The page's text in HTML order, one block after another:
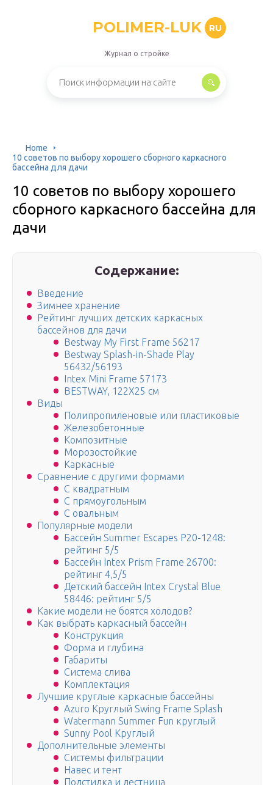
POLIMER-LUK RU
Журнал о стройке
Home
10 советов по выбору хорошего сборного каркасного
бассейна для дачи
10 советов по выбору хорошего
сборного каркасного бассейна для
дачи
Содержание:
Введение
Зимнее хранение
Рейтинг лучших детских каркасных
бассейнов для дачи
Bestway My First Frame 56217
Bestway Splash-in-Shade Play
56432/56193
Intex Mini Frame 57173
BESTWAY, 122Х25 см
Виды
Полипропиленовые или пластиковые
Железобетонные
Композитные
Морозостойкие
Каркасные
Сравнение с другими формами
С квадратным
С прямоугольным
С овальным
Популярные модели
Бассейн Summer Escapes P20-1248:
рейтинг 5/5
Бассейн Intex Prism Frame 26700:
рейтинг 4,5/5
Детский бассейн Intex Crystal Blue
58446: рейтинг 5/5
Какие модели не боятся холодов?
Как выбрать каркасный бассейн
Конструкция
Форма и глубина
Габариты
Система слива
Комплектация
Лучшие круглые каркасные бассейны
Azuro Круглый Swing Frame Splash
Watermann Summer Fun круглый
Sunny Pool Круглый
Дополнительные элементы
Системы фильтрации
Навес и тент
Подстилка и лестница